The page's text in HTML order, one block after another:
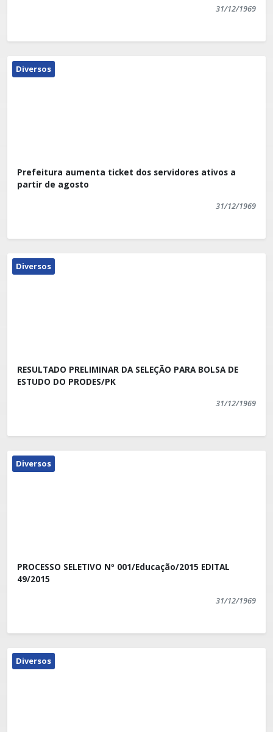
31/12/1969
Diversos
Prefeitura aumenta ticket dos servidores ativos a
partir de agosto
31/12/1969
Diversos
RESULTADO PRELIMINAR DA SELEÇÃO PARA BOLSA DE
ESTUDO DO PRODES/PK
31/12/1969
Diversos
PROCESSO SELETIVO Nº 001/Educação/2015 EDITAL
49/2015
31/12/1969
Diversos